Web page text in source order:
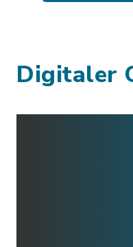
Digitaler